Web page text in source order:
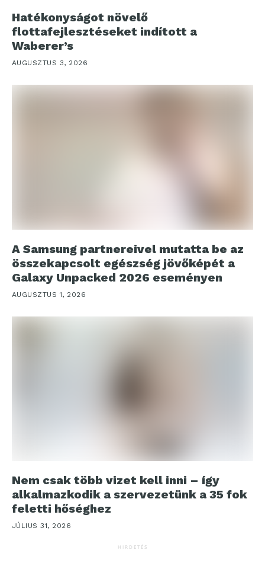
Hatékonyságot növelő
flottafejlesztéseket indított a
Waberer’s
AUGUSZTUS 3, 2026
A Samsung partnereivel mutatta be az
összekapcsolt egészség jövőképét a
Galaxy Unpacked 2026 eseményen
AUGUSZTUS 1, 2026
Nem csak több vizet kell inni – így
alkalmazkodik a szervezetünk a 35 fok
feletti hőséghez
JÚLIUS 31, 2026
HIRDETÉS